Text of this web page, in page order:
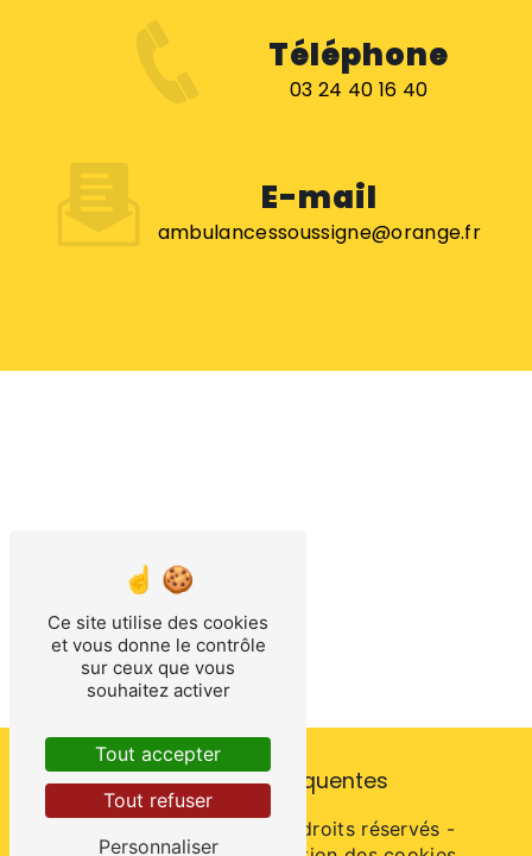
Téléphone
03 24 40 16 40
E-mail
ambulancessoussigne@orange.fr
Recherches fréquentes
- 2026 - Tous droits réservés -
Ce site utilise des cookies
et vous donne le contrôle
sur ceux que vous
souhaitez activer
Tout accepter
Tout refuser
Personnaliser